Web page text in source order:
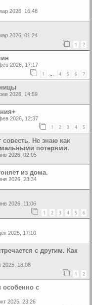
2026, 16:48
2026, 01:24
1 2
2026, 17:17
1 … 4 5 6 7
2026, 14:59
2026, 12:37
1 2 3 4 5
Не знаю как
потерями.
2026, 02:05
из дома.
2026, 23:34
2026, 11:06
1 2 3 4 5 6
2025, 17:10
с другим. Как
2025, 18:08
1 2
с
2025, 23:26